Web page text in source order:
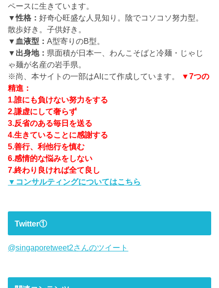
ペースに生きています。
▼性格：好奇心旺盛な人見知り。陰でコソコソ努力型。
散歩好き。子供好き。
▼血液型：A型寄りのB型。
▼出身地： 県面積が日本一、わんこそばと冷麺・じゃじ
ゃ麺が名産の岩手県。
※尚、本サイトの一部はAIにて作成しています。
▼7つの
精進：
1.誰にも負けない努力をする
2.謙虚にして奢らず
3.反省のある毎日を送る
4.生きていることに感謝する
5.善行、利他行を慎む
6.感情的な悩みをしない
7.終わり良ければ全て良し
▼コンサルティングについてはこちら
Twitter①
@singaporetweet2さんのツイート